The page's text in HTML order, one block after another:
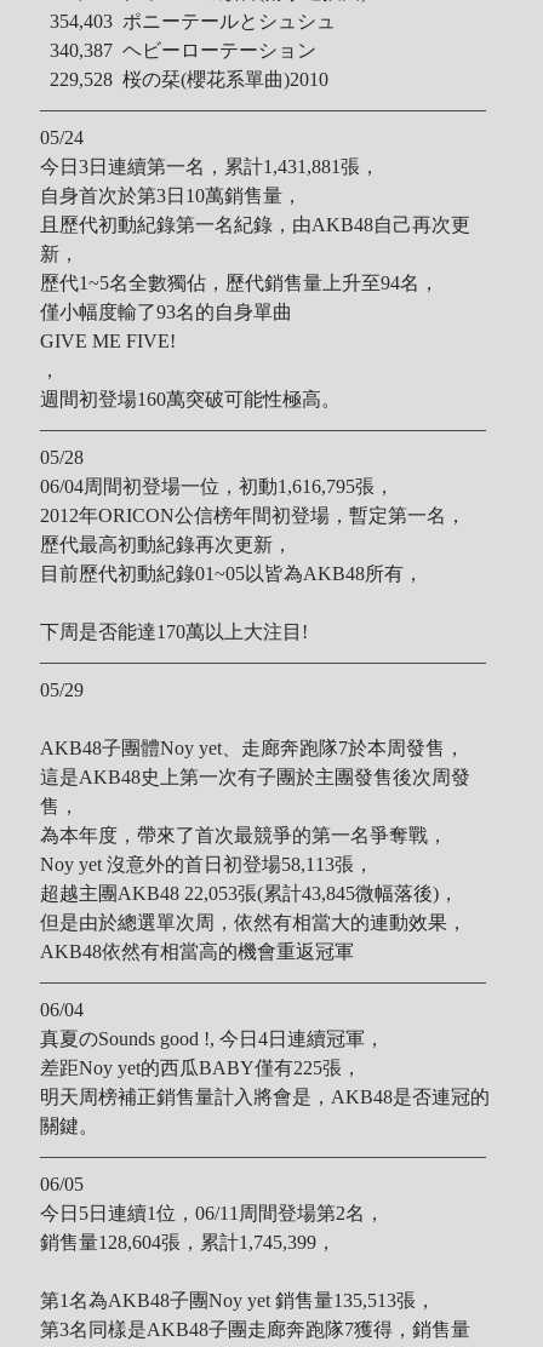
354,403 ポニーテールとシュシュ
340,387 ヘビーローテーション
229,528 桜の栞(櫻花系單曲)2010
———————————————————————
05/24
今日3日連續第一名，累計1,431,881張，
自身首次於第3日10萬銷售量，
且歷代初動紀錄第一名紀錄，由AKB48自己再次更
新，
歷代1~5名全數獨佔，歷代銷售量上升至94名，
僅小幅度輸了93名的自身單曲
GIVE ME FIVE!
，
週間初登場160萬突破可能性極高。
———————————————————————
05/28
06/04周間初登場一位，初動1,616,795張，
2012年ORICON公信榜年間初登場，暫定第一名，
歷代最高初動紀錄再次更新，
目前歷代初動紀錄01~05以皆為AKB48所有，
下周是否能達170萬以上大注目!
———————————————————————
05/29
AKB48子團體Noy yet、走廊奔跑隊7於本周發售，
這是AKB48史上第一次有子團於主團發售後次周發
售，
為本年度，帶來了首次最競爭的第一名爭奪戰，
Noy yet 沒意外的首日初登場58,113張，
超越主團AKB48 22,053張(累計43,845微幅落後)，
但是由於總選單次周，依然有相當大的連動效果，
AKB48依然有相當高的機會重返冠軍
———————————————————————
06/04
真夏のSounds good !, 今日4日連續冠軍，
差距Noy yet的西瓜BABY僅有225張，
明天周榜補正銷售量計入將會是，AKB48是否連冠的
關鍵。
———————————————————————
06/05
今日5日連續1位，06/11 周間登場第2名，
銷售量128,604張，累計1,745,399，
第1名為AKB48子團Noy yet 銷售量135,513張，
第3名同樣是AKB48子團走廊奔跑隊7獲得，銷售量